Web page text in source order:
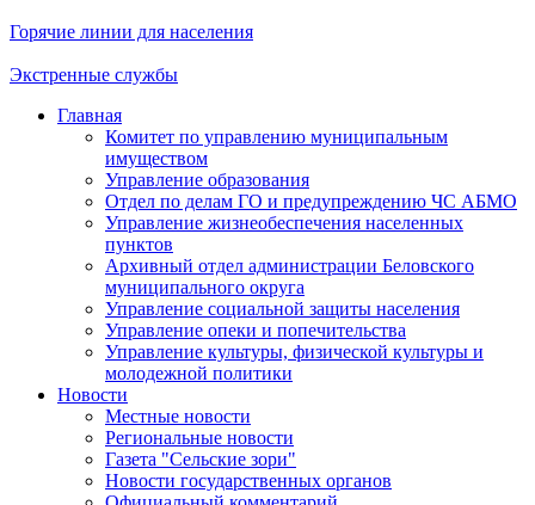
Горячие линии для населения
Экстренные службы
Главная
Комитет по управлению муниципальным
имуществом
Управление образования
Отдел по делам ГО и предупреждению ЧС АБМО
Управление жизнеобеспечения населенных
пунктов
Архивный отдел администрации Беловского
муниципального округа
Управление социальной защиты населения
Управление опеки и попечительства
Управление культуры, физической культуры и
молодежной политики
Новости
Местные новости
Региональные новости
Газета "Сельские зори"
Новости государственных органов